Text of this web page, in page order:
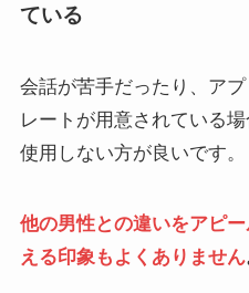
ている
会話が苦手だったり、ア
レートが用意されている
使用しない方が良いです。
他の男性との違いをアピ
える印象もよくありません